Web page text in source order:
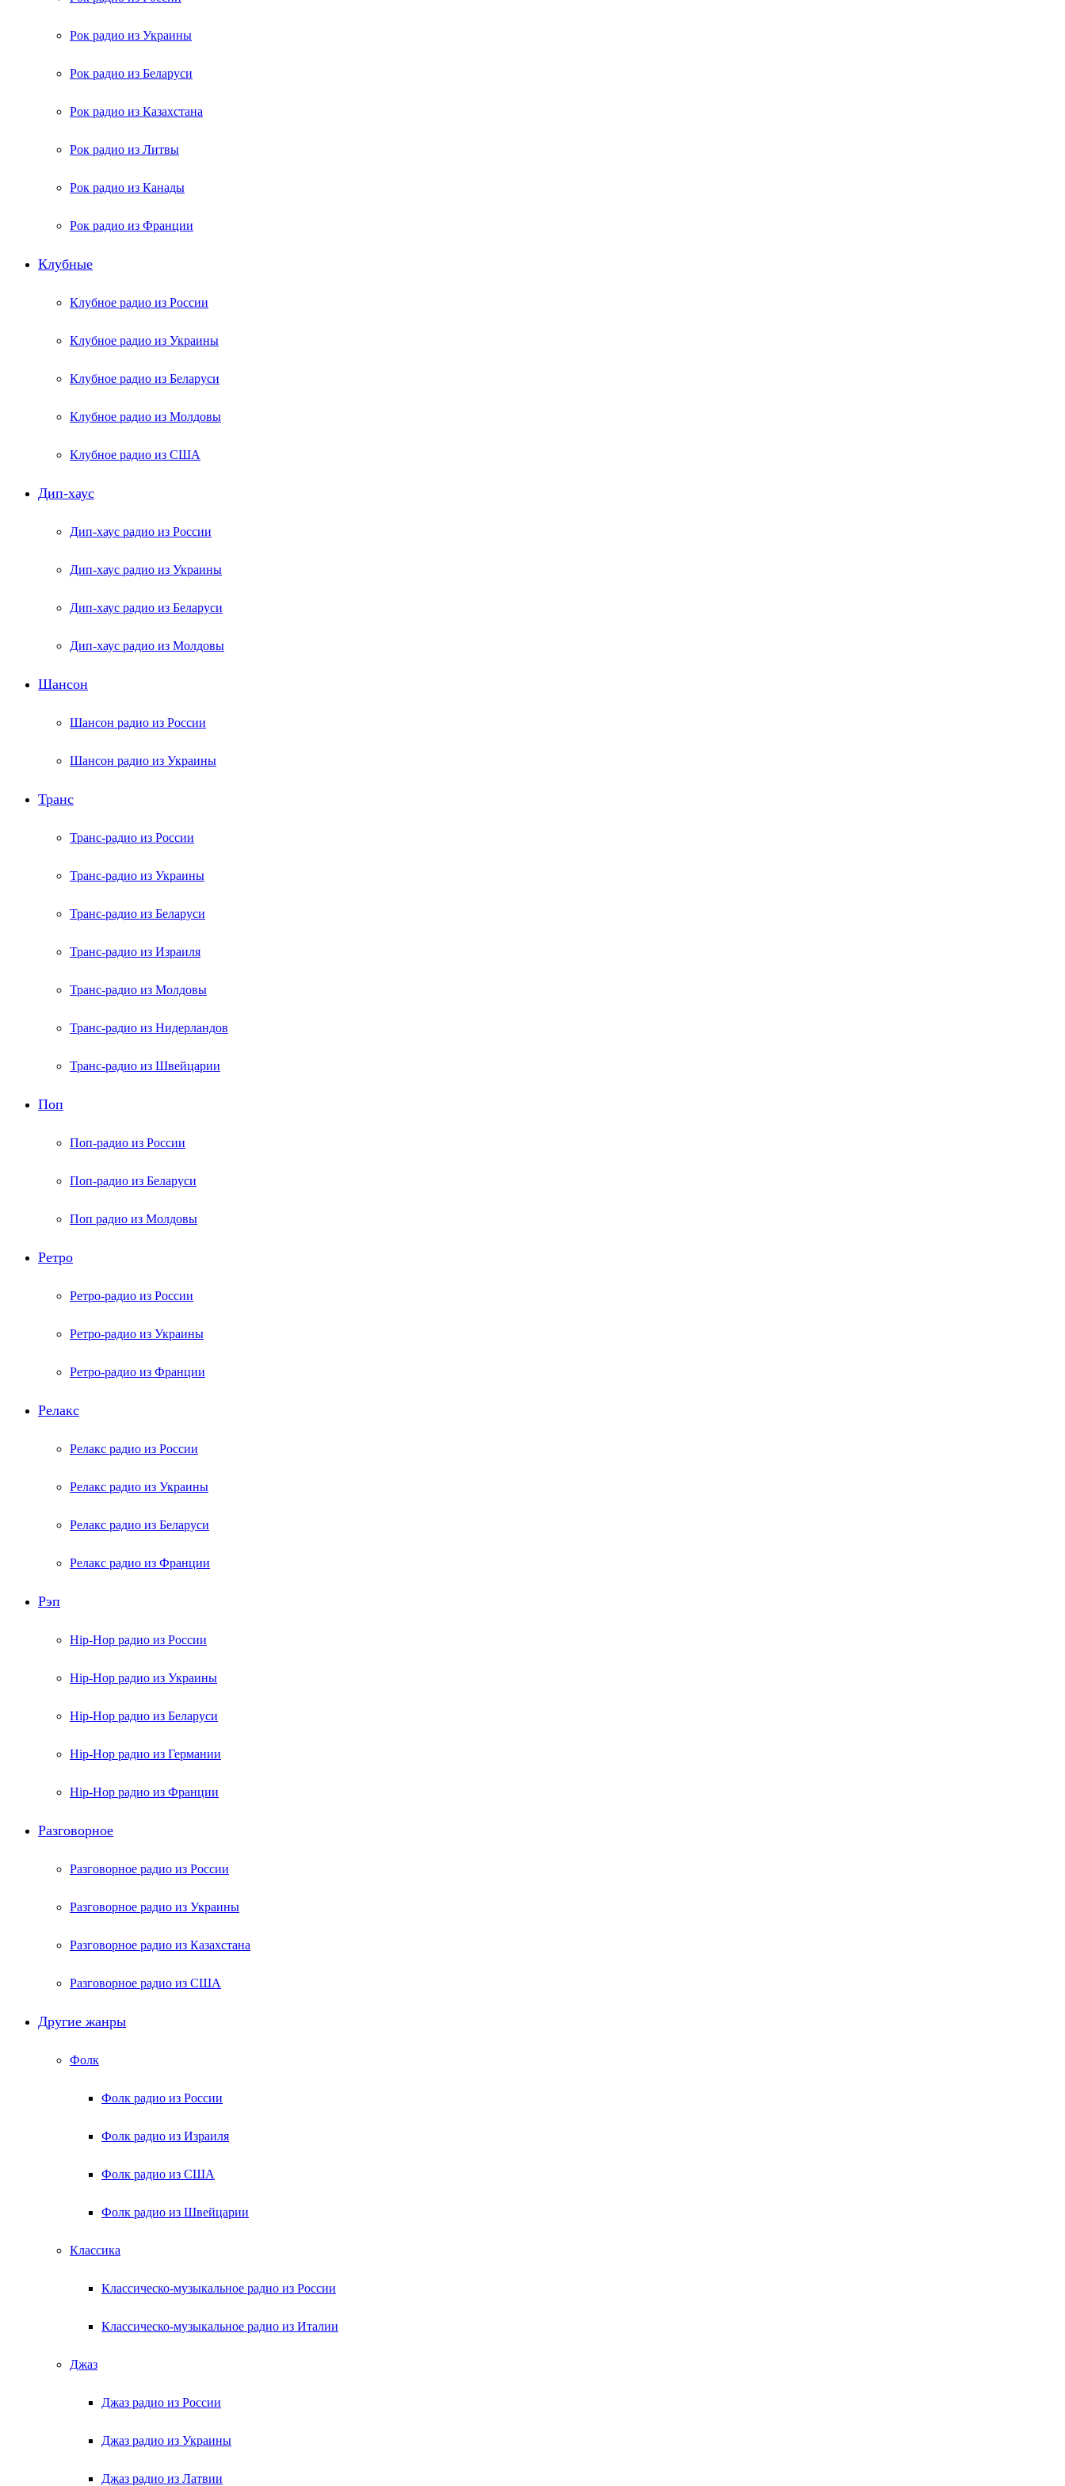
Рок радио из Украины
Рок радио из Беларуси
Рок радио из Казахстана
Рок радио из Литвы
Рок радио из Канады
Рок радио из Франции
Клубные
Клубное радио из России
Клубное радио из Украины
Клубное радио из Беларуси
Клубное радио из Молдовы
Клубное радио из США
Дип-хаус
Дип-хаус радио из России
Дип-хаус радио из Украины
Дип-хаус радио из Беларуси
Дип-хаус радио из Молдовы
Шансон
Шансон радио из России
Шансон радио из Украины
Транс
Транс-радио из России
Транс-радио из Украины
Транс-радио из Беларуси
Транс-радио из Израиля
Транс-радио из Молдовы
Транс-радио из Нидерландов
Транс-радио из Швейцарии
Поп
Поп-радио из России
Поп-радио из Беларуси
Поп радио из Молдовы
Ретро
Ретро-радио из России
Ретро-радио из Украины
Ретро-радио из Франции
Релакс
Релакс радио из России
Релакс радио из Украины
Релакс радио из Беларуси
Релакс радио из Франции
Рэп
Hip-Hop радио из России
Hip-Hop радио из Украины
Hip-Hop радио из Беларуси
Hip-Hop радио из Германии
Hip-Hop радио из Франции
Разговорное
Разговорное радио из России
Разговорное радио из Украины
Разговорное радио из Казахстана
Разговорное радио из США
Другие жанры
Фолк
Фолк радио из России
Фолк радио из Израиля
Фолк радио из США
Фолк радио из Швейцарии
Классика
Классическо-музыкальное радио из России
Классическо-музыкальное радио из Италии
Джаз
Джаз радио из России
Джаз радио из Украины
Джаз радио из Латвии